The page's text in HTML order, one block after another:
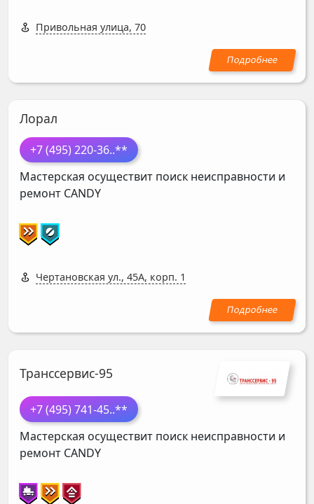
Привольная улица, 70
Лорал
+7 (495) 220-36..**
Мастерская осуществит поиск неисправности и
ремонт CANDY
Чертановская ул., 45А, корп. 1
Транссервис-95
+7 (495) 741-45..**
Мастерская осуществит поиск неисправности и
ремонт CANDY